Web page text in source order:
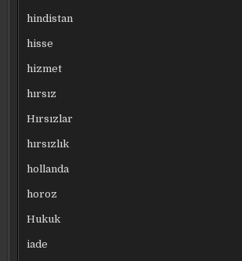
hindistan
hisse
hizmet
hırsız
Hırsızlar
hırsızlık
hollanda
horoz
Hukuk
iade